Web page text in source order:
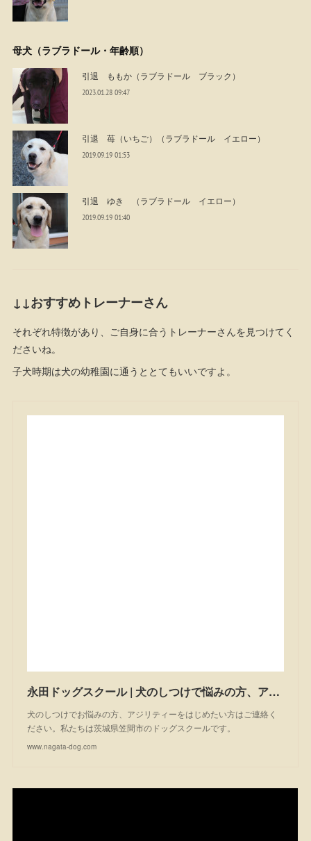
母犬（ラブラドール・年齢順）
引退 ももか（ラブラドール ブラック）
2023.01.28 09:47
引退 苺（いちご）（ラブラドール イエロー）
2019.09.19 01:53
引退 ゆき （ラブラドール イエロー）
2019.09.19 01:40
↓↓おすすめトレーナーさん
それぞれ特徴があり、ご自身に合うトレーナーさんを見つけてく
ださいね。
子犬時期は犬の幼稚園に通うととてもいいですよ。
永田ドッグスクール | 犬のしつけで悩みの方、アジリティーを始めたい方は一度ご相談ください。私たちは茨城県笠間市のドッグスクールです。
犬のしつけでお悩みの方、アジリティーをはじめたい方はご連絡く
ださい。私たちは茨城県笠間市のドッグスクールです。
www.nagata-dog.com